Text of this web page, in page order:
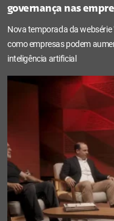
governança nas
Nova temporada da
como empresas podem
inteligência artificial